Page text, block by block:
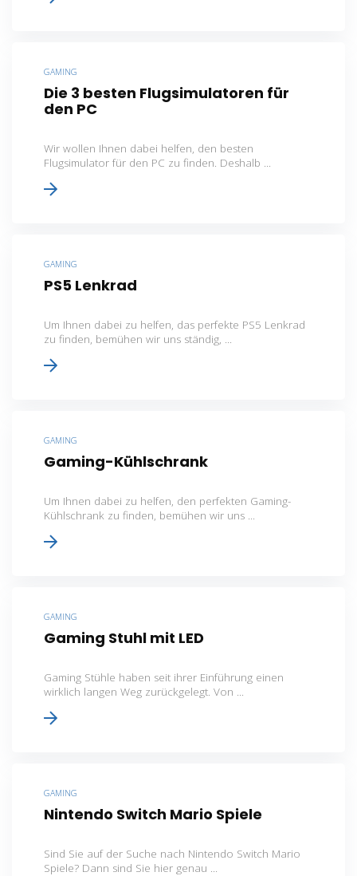
GAMING
Die 3 besten Flugsimulatoren für
den PC
Wir wollen Ihnen dabei helfen, den besten
Flugsimulator für den PC zu finden. Deshalb ...
GAMING
PS5 Lenkrad
Um Ihnen dabei zu helfen, das perfekte PS5 Lenkrad
zu finden, bemühen wir uns ständig, ...
GAMING
Gaming-Kühlschrank
Um Ihnen dabei zu helfen, den perfekten Gaming-
Kühlschrank zu finden, bemühen wir uns ...
GAMING
Gaming Stuhl mit LED
Gaming Stühle haben seit ihrer Einführung einen
wirklich langen Weg zurückgelegt. Von ...
GAMING
Nintendo Switch Mario Spiele
Sind Sie auf der Suche nach Nintendo Switch Mario
Spiele? Dann sind Sie hier genau ...